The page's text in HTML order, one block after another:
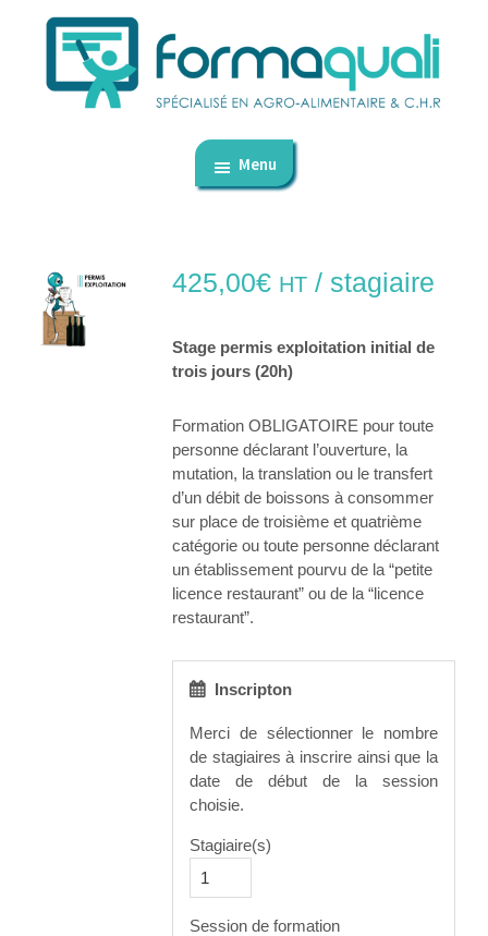
Passer
contenu
Passer
autres
métiers
de
Menu
425,00€ HT / stagiaire
Stage permis exploitation initial de
trois jours (20h)
Formation OBLIGATOIRE pour toute
personne déclarant l’ouverture, la
mutation, la translation ou le transfert
d’un débit de boissons à consommer
sur place de troisième et quatrième
catégorie ou toute personne déclarant
un établissement pourvu de la “petite
licence restaurant” ou de la “licence
restaurant”.
Inscripton
Merci de sélectionner le nombre
de stagiaires à inscrire ainsi que la
date de début de la session
choisie.
Stagiaire(s)
Session de formation